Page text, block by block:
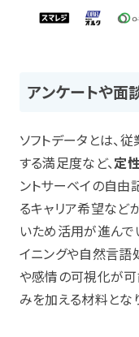
アンケートや面
ソフトデータとは、
する満足度など、定
ントサーベイの自由
るキャリア希望など
いため活用が進んで
イニングや自然言語
や感情の可視化が
みを加える材料とな